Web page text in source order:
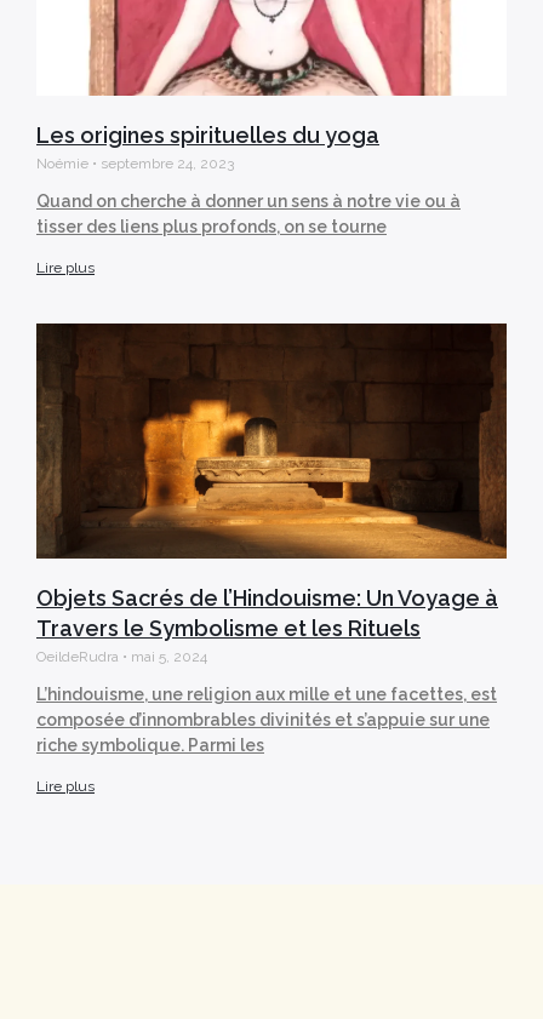
Les origines spirituelles du yoga
Noémie septembre 24, 2023
Quand on cherche à donner un sens à notre vie ou à
tisser des liens plus profonds, on se tourne
Lire plus
Objets Sacrés de l’Hindouisme: Un Voyage à
Travers le Symbolisme et les Rituels
OeildeRudra mai 5, 2024
L’hindouisme, une religion aux mille et une facettes, est
composée d’innombrables divinités et s’appuie sur une
riche symbolique. Parmi les
Lire plus